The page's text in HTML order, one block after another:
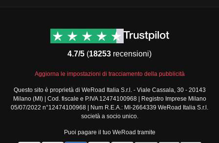
Viaggi di gruppo Nord
Viaggi di gruppo Centro
Viaggi di gruppo Sud
America
Viaggi di gruppo Africa
Viaggi di gruppo Medio
Viaggi di gruppo Asia
Contatti
Termini e condizioni
Condizioni generali
standard
Policy annullamento
viaggio
Cookie policy
Privacy policy
4.7/5 (18253 recensioni)
Aggiorna le impostazioni di tracciamento della pubblicità
Questo sito è proprietà di WeRoad Italia S.r.l. - Viale Cassala, 30 - 20143
Milano (MI) | Cod. fiscale e P.IVA 12474100968 | Registro Imprese Milano
05/07/2022 n°12474100968 | Num R.E.A.: MI-2664339 WeRoad Italia S.r.l.
società a socio unico.
Puoi pagare il tuo WeRoad tramite